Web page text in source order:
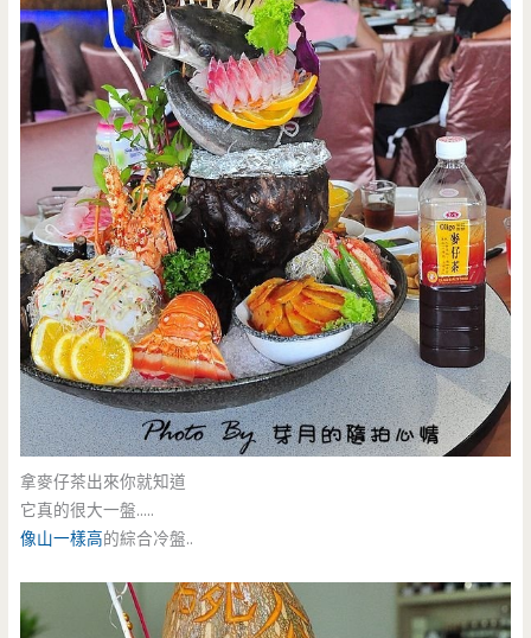
拿麥仔茶出來你就知道
它真的很大一盤…..
像山一樣高的綜合冷盤..